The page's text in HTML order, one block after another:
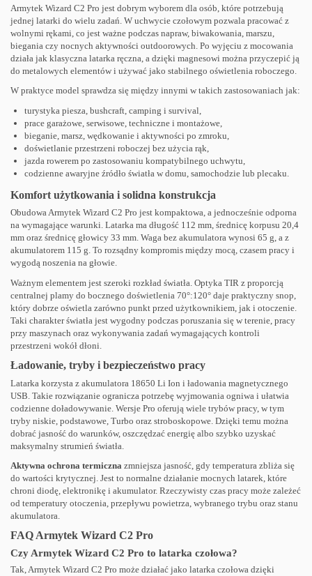
Armytek Wizard C2 Pro jest dobrym wyborem dla osób, które potrzebują
jednej latarki do wielu zadań. W uchwycie czołowym pozwala pracować z
wolnymi rękami, co jest ważne podczas napraw, biwakowania, marszu,
biegania czy nocnych aktywności outdoorowych. Po wyjęciu z mocowania
działa jak klasyczna latarka ręczna, a dzięki magnesowi można przyczepić ją
do metalowych elementów i używać jako stabilnego oświetlenia roboczego.
W praktyce model sprawdza się między innymi w takich zastosowaniach jak:
turystyka piesza, bushcraft, camping i survival,
prace garażowe, serwisowe, techniczne i montażowe,
bieganie, marsz, wędkowanie i aktywności po zmroku,
doświetlanie przestrzeni roboczej bez użycia rąk,
jazda rowerem po zastosowaniu kompatybilnego uchwytu,
codzienne awaryjne źródło światła w domu, samochodzie lub plecaku.
Komfort użytkowania i solidna konstrukcja
Obudowa Armytek Wizard C2 Pro jest kompaktowa, a jednocześnie odporna
na wymagające warunki. Latarka ma długość 112 mm, średnicę korpusu 20,4
mm oraz średnicę głowicy 33 mm. Waga bez akumulatora wynosi 65 g, a z
akumulatorem 115 g. To rozsądny kompromis między mocą, czasem pracy i
wygodą noszenia na głowie.
Ważnym elementem jest szeroki rozkład światła. Optyka TIR z proporcją
centralnej plamy do bocznego doświetlenia 70°:120° daje praktyczny snop,
który dobrze oświetla zarówno punkt przed użytkownikiem, jak i otoczenie.
Taki charakter światła jest wygodny podczas poruszania się w terenie, pracy
przy maszynach oraz wykonywania zadań wymagających kontroli
przestrzeni wokół dłoni.
Ładowanie, tryby i bezpieczeństwo pracy
Latarka korzysta z akumulatora 18650 Li Ion i ładowania magnetycznego
USB. Takie rozwiązanie ogranicza potrzebę wyjmowania ogniwa i ułatwia
codzienne doładowywanie. Wersje Pro oferują wiele trybów pracy, w tym
tryby niskie, podstawowe, Turbo oraz stroboskopowe. Dzięki temu można
dobrać jasność do warunków, oszczędzać energię albo szybko uzyskać
maksymalny strumień światła.
Aktywna ochrona termiczna zmniejsza jasność, gdy temperatura zbliża się
do wartości krytycznej. Jest to normalne działanie mocnych latarek, które
chroni diodę, elektronikę i akumulator. Rzeczywisty czas pracy może zależeć
od temperatury otoczenia, przepływu powietrza, wybranego trybu oraz stanu
akumulatora.
FAQ Armytek Wizard C2 Pro
Czy Armytek Wizard C2 Pro to latarka czołowa?
Tak, Armytek Wizard C2 Pro może działać jako latarka czołowa dzięki